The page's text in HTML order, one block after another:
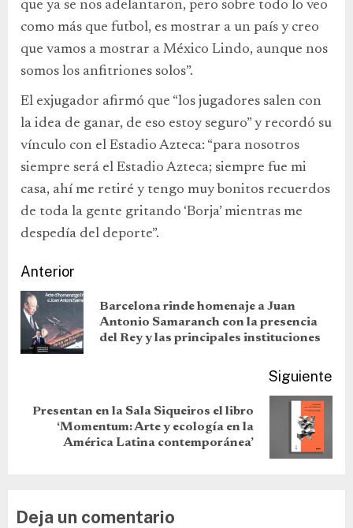
que ya se nos adelantaron, pero sobre todo lo veo
como más que futbol, es mostrar a un país y creo
que vamos a mostrar a México Lindo, aunque nos
somos los anfitriones solos”.
El exjugador afirmó que “los jugadores salen con
la idea de ganar, de eso estoy seguro” y recordó su
vínculo con el Estadio Azteca: “para nosotros
siempre será el Estadio Azteca; siempre fue mi
casa, ahí me retiré y tengo muy bonitos recuerdos
de toda la gente gritando ‘Borja’ mientras me
despedía del deporte”.
Anterior
Barcelona rinde homenaje a Juan
Antonio Samaranch con la presencia
del Rey y las principales instituciones
Siguiente
Presentan en la Sala Siqueiros el libro
‘Momentum: Arte y ecología en la
América Latina contemporánea’
Deja un comentario